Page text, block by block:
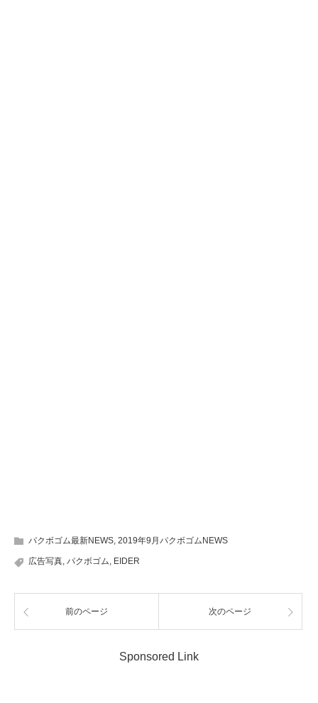
パクボゴム最新NEWS, 2019年9月パクボゴムNEWS
広告写真, パクボゴム, EIDER
前のページ 次のページ
Sponsored Link